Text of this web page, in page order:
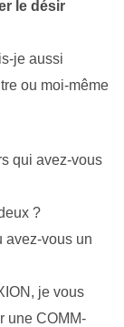
le désir
je aussi
ou moi-même
qui avez-vous
?
avez-vous un
je vous
une COMM-